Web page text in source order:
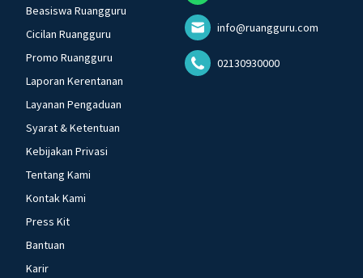
Beasiswa Ruangguru
Cicilan Ruangguru
Promo Ruangguru
Laporan Kerentanan
Layanan Pengaduan
Syarat & Ketentuan
Kebijakan Privasi
Tentang Kami
Kontak Kami
Press Kit
Bantuan
Karir
info@ruangguru.com
02130930000